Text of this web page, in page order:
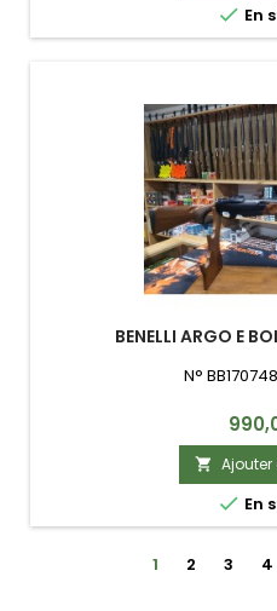
 En
BENELLI ARGO E
N°
Prix

 En
1 2 3 4